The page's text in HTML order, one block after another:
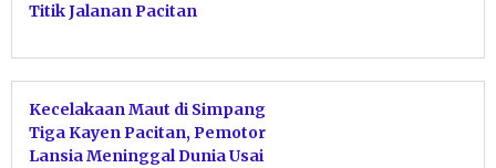
Titik Jalanan Pacitan
Kecelakaan Maut di Simpang
Tiga Kayen Pacitan, Pemotor
Lansia Meninggal Dunia Usai